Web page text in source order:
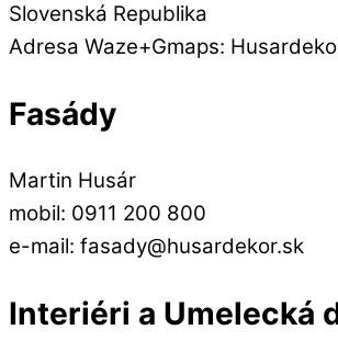
Slovenská Republika
Adresa Waze+Gmaps:
Fasády
Martin Husár
mobil: 0911 200 800
e-mail: fasady@husardekor.sk
Interiéri a Umelecká